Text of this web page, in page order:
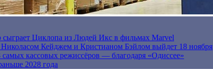
Циклопа из Людей Икс в фильмах Marvel
Кейджем и Кристианом Бэйлом выйдет 18 ноября
кассовых режиссёров — благодаря «Одиссее»
2028 года